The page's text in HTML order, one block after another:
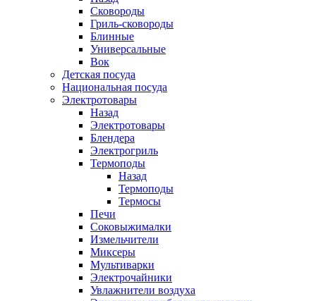
Сковороды
Гриль-сковороды
Блинные
Универсальные
Вок
Детская посуда
Национальная посуда
Электротовары
Назад
Электротовары
Блендера
Электрогриль
Термоподы
Назад
Термоподы
Термосы
Печи
Соковыжималки
Измельчители
Миксеры
Мультиварки
Электрочайники
Увлажнители воздуха